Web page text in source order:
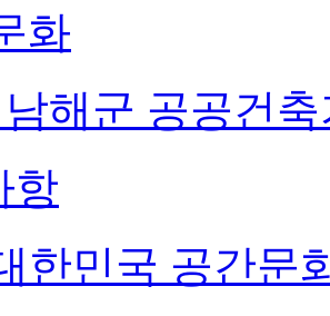
화
해군 공공건
항
한민국 공간문